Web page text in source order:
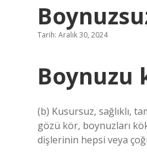
Tarih: Aralık 30, 2024
Boynuzu
(b) Kusursuz, sağlıklı,
gözü kör, boynuzları
dişlerinin hepsi veya